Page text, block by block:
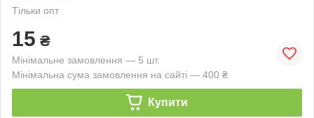
Тільки опт
15 ₴
Мінімальне замовлення — 5 шт.
Мінімальна сума замовлення на сайті — 400 ₴
Купити